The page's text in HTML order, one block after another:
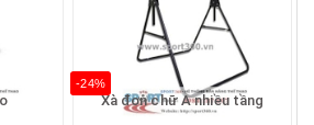
-24%
Xà đơn chữ A nhiều tầng